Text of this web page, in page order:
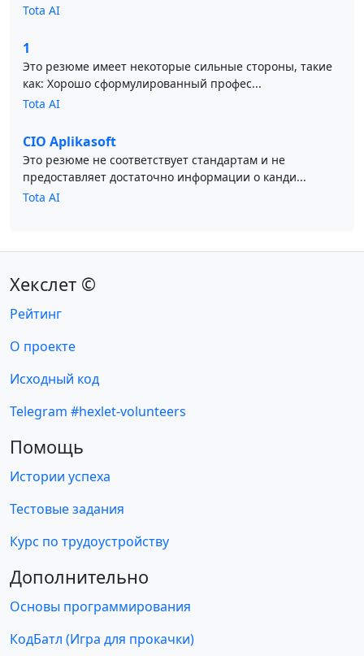
Tota AI
1
Это резюме имеет некоторые сильные стороны, такие
как: Хорошо сформулированный профес...
Tota AI
CIO Aplikasoft
Это резюме не соответствует стандартам и не
предоставляет достаточно информации о канди...
Tota AI
Хекслет ©
Рейтинг
О проекте
Исходный код
Telegram #hexlet-volunteers
Помощь
Истории успеха
Тестовые задания
Курс по трудоустройству
Дополнительно
Основы программирования
КодБатл (Игра для прокачки)